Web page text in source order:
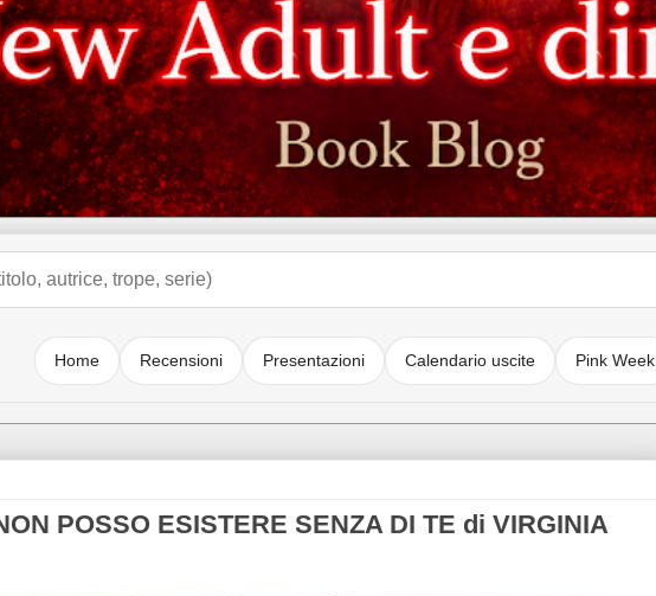
Home Recensioni Presentazioni Calendario uscite Pink Week
POSSO ESISTERE SENZA DI TE di VIRGINIA